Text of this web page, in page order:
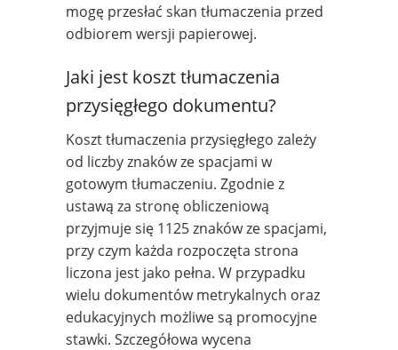
mogę przesłać skan tłumaczenia przed
odbiorem wersji papierowej.
Jaki jest koszt tłumaczenia
przysięgłego dokumentu?
Koszt tłumaczenia przysięgłego zależy
od liczby znaków ze spacjami w
gotowym tłumaczeniu. Zgodnie z
ustawą za stronę obliczeniową
przyjmuje się 1125 znaków ze spacjami,
przy czym każda rozpoczęta strona
liczona jest jako pełna. W przypadku
wielu dokumentów metrykalnych oraz
edukacyjnych możliwe są promocyjne
stawki. Szczegółowa wycena